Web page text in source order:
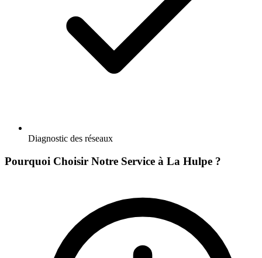
Diagnostic des réseaux
Pourquoi Choisir Notre Service à La Hulpe ?